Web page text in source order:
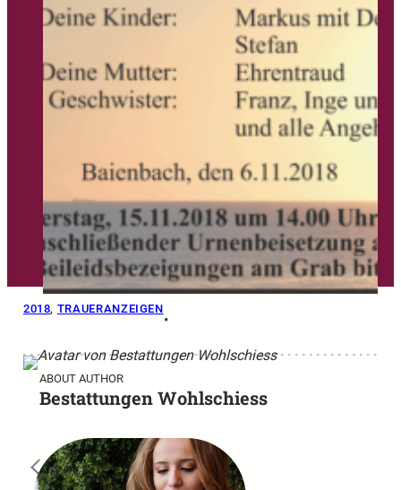
2018, TRAUERANZEIGEN
•
ABOUT AUTHOR
Bestattungen Wohlschiess
←